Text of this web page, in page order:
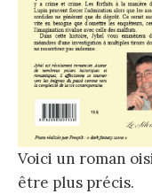
Voici un roman
être plus précis.